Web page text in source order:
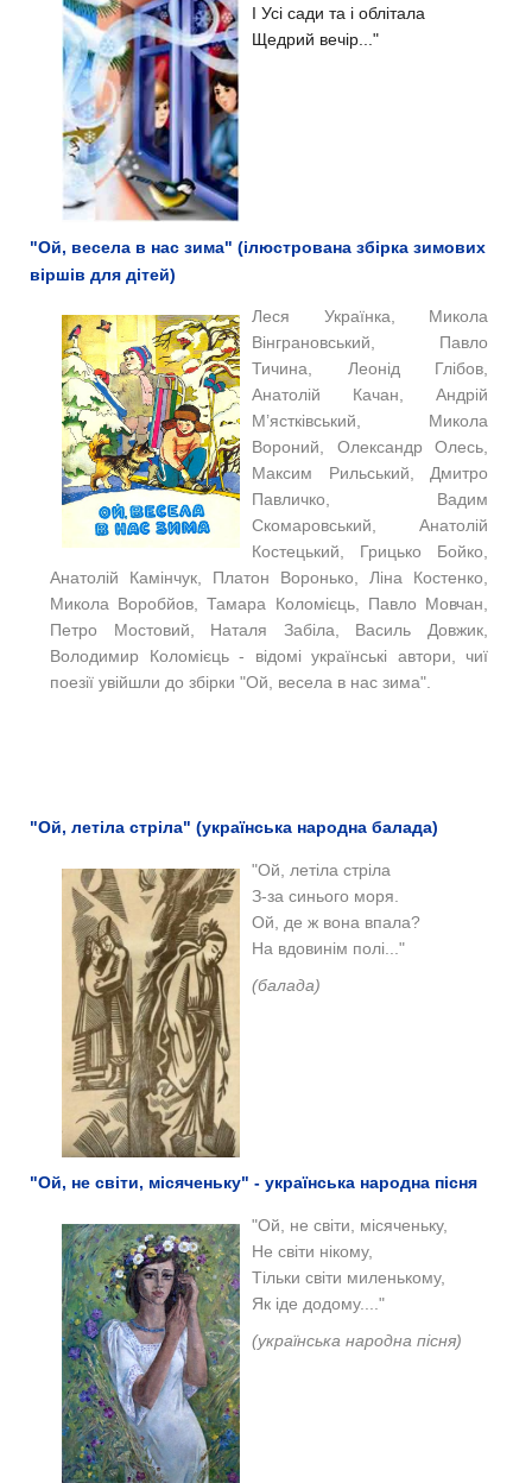
І Усі сади та і облітала
Щедрий вечір..."
"Ой, весела в нас зима" (ілюстрована збірка зимових
віршів для дітей)
Леся Українка, Микола
Вінграновський, Павло
Тичина, Леонід Глібов,
Анатолій Качан, Андрій
М’ястківський, Микола
Вороний, Олександр Олесь,
Максим Рильський, Дмитро
Павличко, Вадим
Скомаровський, Анатолій
Костецький, Грицько Бойко,
Анатолій Камінчук, Платон Воронько, Ліна Костенко,
Микола Воробйов, Тамара Коломієць, Павло Мовчан,
Петро Мостовий, Наталя Забіла, Василь Довжик,
Володимир Коломієць - відомі українські автори, чиї
поезії увійшли до збірки "Ой, весела в нас зима".
"Ой, летіла стріла" (українська народна балада)
"Ой, летіла стріла
З-за синього моря.
Ой, де ж вона впала?
На вдовинім полі..."
(балада)
"Ой, не світи, місяченьку" - українська народна пісня
"Ой, не світи, місяченьку,
Не світи нікому,
Тільки світи миленькому,
Як іде додому...."
(українська народна пісня)